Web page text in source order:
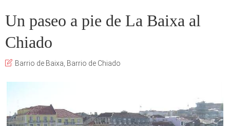
Un paseo a pie de La Baixa al
Chiado
Barrio de Baixa Barrio de Chiado